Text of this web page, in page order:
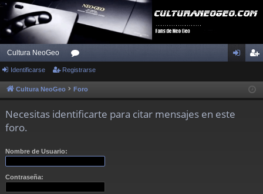
Cultura NeoGeo
or
os ist
Identificarse Registrarse
Cultura NeoGeo Foro
Necesitas identificarte para citar mensajes en este
foro.
Nombre de Usuario:
Contraseña: